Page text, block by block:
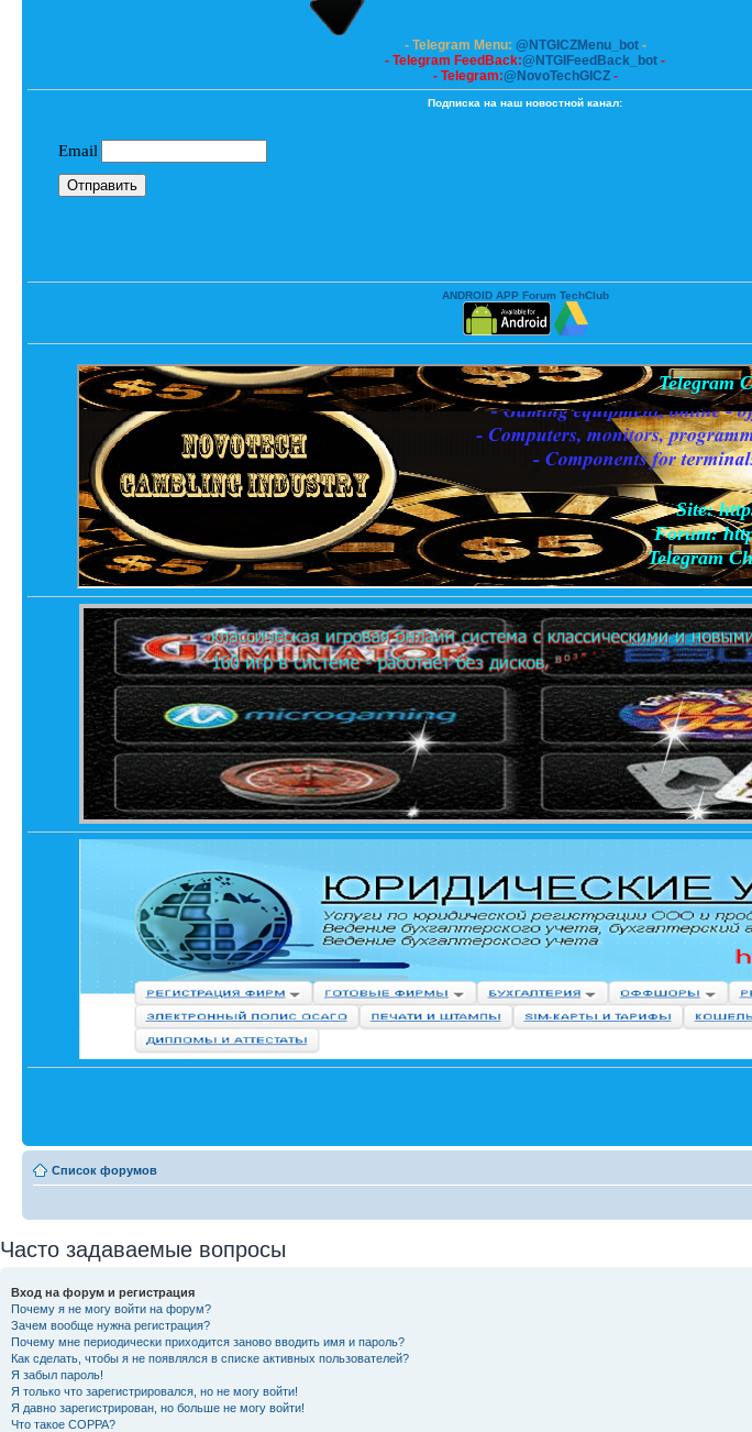
- Telegram Menu: @NTGICZMenu_bot-
- Telegram FeedBack:@NTGIFeedBack_bot -
- Telegram:@NovoTechGICZ-
Подписка на наш новостной канал:
ANDROID APP Forum TechClub
Список форумов
Часто задаваемые вопросы
Вход на форум и регистрация
Почему я не могу войти на форум?
Зачем вообще нужна регистрация?
Почему мне периодически приходится заново вводить имя и пароль?
Как сделать, чтобы я не появлялся в списке активных пользователей?
Я забыл пароль!
Я только что зарегистрировался, но не могу войти!
Я давно зарегистрирован, но больше не могу войти!
Что такое COPPA?